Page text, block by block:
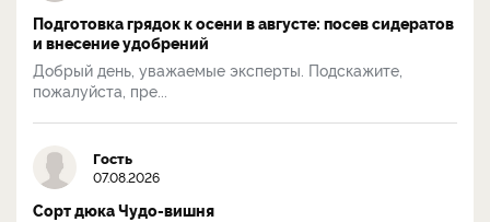
Подготовка грядок к осени в августе: посев сидератов
и внесение удобрений
Добрый день, уважаемые эксперты. Подскажите,
пожалуйста, пре...
Гость
07.08.2026
Сорт дюка Чудо-вишня